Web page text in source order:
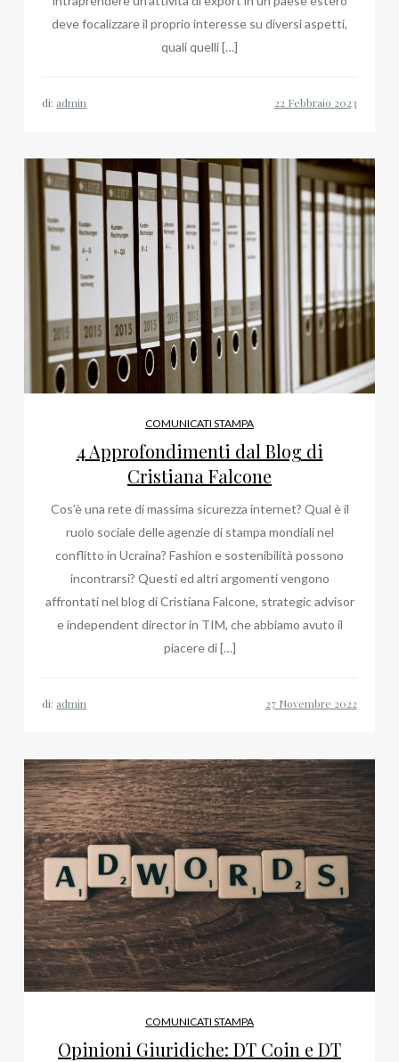
deve focalizzare il proprio interesse su diversi aspetti,
quali quelli […]
di: admin
COMUNICATI STAMPA
4 Approfondimenti dal Blog di
Cristiana Falcone
Cos’è una rete di massima sicurezza internet? Qual è il
ruolo sociale delle agenzie di stampa mondiali nel
conflitto in Ucraina? Fashion e sostenibilità possono
incontrarsi? Questi ed altri argomenti vengono
affrontati nel blog di Cristiana Falcone, strategic advisor
e independent director in TIM, che abbiamo avuto il
piacere di […]
di: admin
COMUNICATI STAMPA
Opinioni Giuridiche: DT Coin e DT